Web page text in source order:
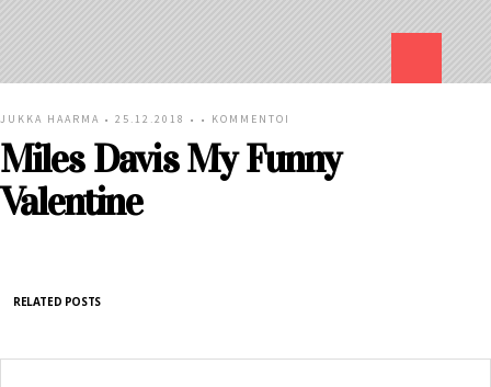
JUKKA HAARMA • 25.12.2018 • • KOMMENTOI
Miles Davis My Funny
Valentine
RELATED POSTS